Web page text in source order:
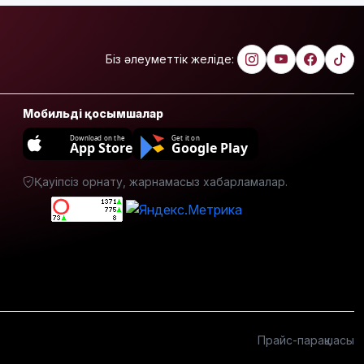
аман алып
шықты
Бейнебақылау
камераларына
қойылатын
талаптар
өзгереді
Біз әлеуметтік желіде:
Мобильді қосымшалар
Download on the
App Store
Get it on
Google Play
Қауіпсіз орнату, жарнамасыз хабарламалар.
Прайс-парақшасы